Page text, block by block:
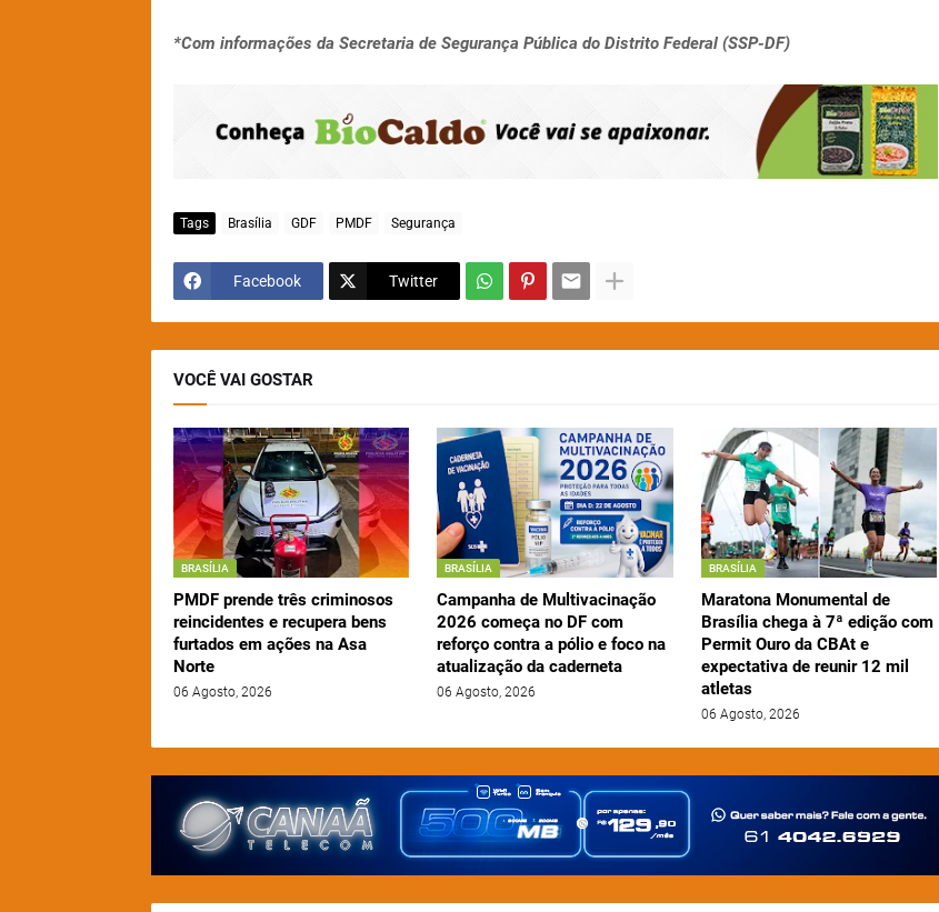
*Com informações da Secretaria de Segurança Pública do Distrito Federal (SSP-DF)
Tags Brasília GDF PMDF Segurança
Facebook Twitter
VOCÊ VAI GOSTAR
BRASÍLIA
PMDF prende três criminosos
reincidentes e recupera bens
furtados em ações na Asa
Norte
06 Agosto, 2026
BRASÍLIA
Campanha de Multivacinação
2026 começa no DF com
reforço contra a pólio e foco na
atualização da caderneta
06 Agosto, 2026
BRASÍLIA
Maratona Monumental de
Brasília chega à 7ª edição com
Permit Ouro da CBAt e
expectativa de reunir 12 mil
atletas
06 Agosto, 2026